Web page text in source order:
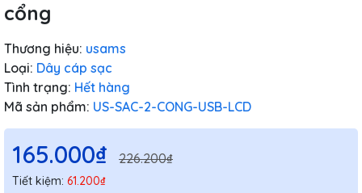
cổng
Thương hiệu: usams
Loại: Dây cáp sạc
Tình trạng: Hết hàng
Mã sản phẩm: US-SAC-2-CONG-USB-LCD
165.000₫ 226.200₫
Tiết kiệm: 61.200₫